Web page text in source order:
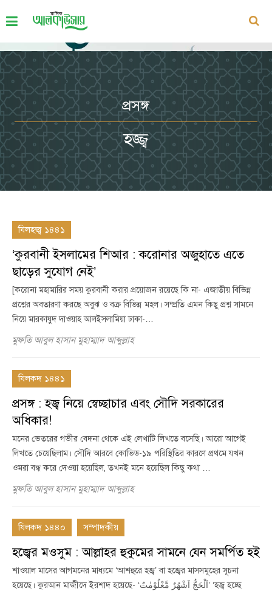
প্রসঙ্গ
হজ্জ্ব
যিলহজ্ব ১৪৪১
‘কুরবানী ইসলামের শিআর : করোনার অজুহাতে এতে
ছাড়ের সুযোগ নেই’
[করোনা মহামারির সময় কুরবানী করার প্রয়োজন রয়েছে কি না- এজাতীয় বিভিন্ন
প্রশ্নের অবতারণা করছে অবুঝ ও বক্র বিভিন্ন মহল। সম্প্রতি এমন কিছু প্রশ্ন সামনে
নিয়ে মারকাযুদ দাওয়াহ আলইসলামিয়া ঢাকা-…
মুফতি আবুল হাসান মুহাম্মাদ আব্দুল্লাহ
যিলকদ ১৪৪১
প্রসঙ্গ : হজ্ব নিয়ে স্বেচ্ছাচার এবং সৌদি সরকারের
অধিকার!
মনের ভেতরের গভীর বেদনা থেকে এই লেখাটি লিখতে বসেছি। আরো আগেই
লিখতে চেয়েছিলাম। সৌদি আরবে কোভিড-১৯ পরিস্থিতির কারণে প্রথমে যখন
ওমরা বন্ধ করে দেওয়া হয়েছিল, তখনই মনে হয়েছিল কিছু কথা …
মুফতি আবুল হাসান মুহাম্মাদ আব্দুল্লাহ
যিলকদ ১৪৪০ সম্পাদকীয়
হজ্বের মওসুম : আল্লাহর হুকুমের সামনে যেন সমর্পিত হই
শাওয়াল মাসের আগমনের মাধ্যমে ‘আশহুরে হজ্ব’ বা হজ্বের মাসসমূহের সূচনা
হয়েছে। কুরআন মাজীদে ইরশাদ হয়েছে- ‘اَلْحَجُّ اَشْهُرٌ مَّعْلُوْمٰتٌ’ ‘হজ্ব হচ্ছে